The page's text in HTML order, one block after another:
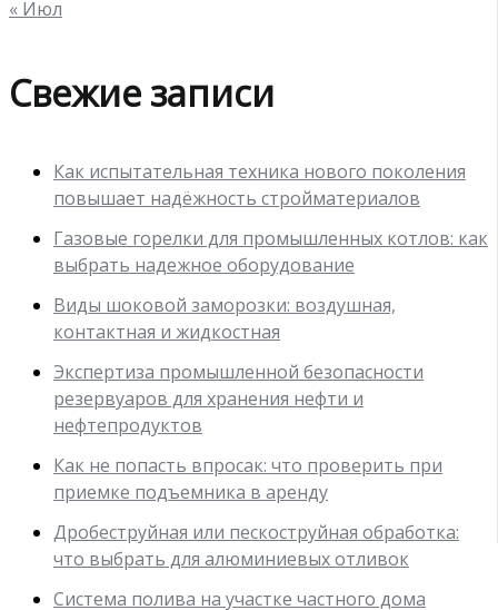
« Июл
Свежие записи
Как испытательная техника нового поколения
повышает надёжность стройматериалов
Газовые горелки для промышленных котлов: как
выбрать надежное оборудование
Виды шоковой заморозки: воздушная,
контактная и жидкостная
Экспертиза промышленной безопасности
резервуаров для хранения нефти и
нефтепродуктов
Как не попасть впросак: что проверить при
приемке подъемника в аренду
Дробеструйная или пескоструйная обработка:
что выбрать для алюминиевых отливок
Система полива на участке частного дома